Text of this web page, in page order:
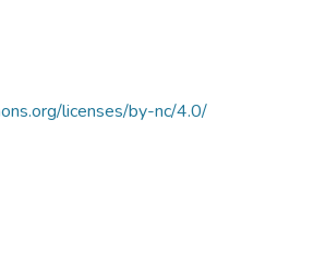
licenses/by-nc/4.0/